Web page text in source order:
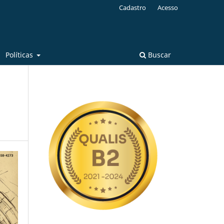
Políticas Buscar
Cadastro Acesso